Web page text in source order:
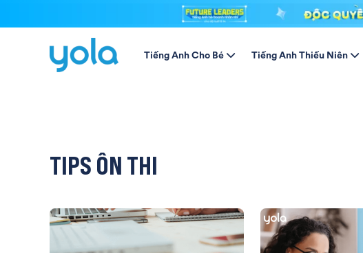
Tiếng Anh Cho Bé Tiếng Anh Thiếu Niên
TIPS ÔN THI